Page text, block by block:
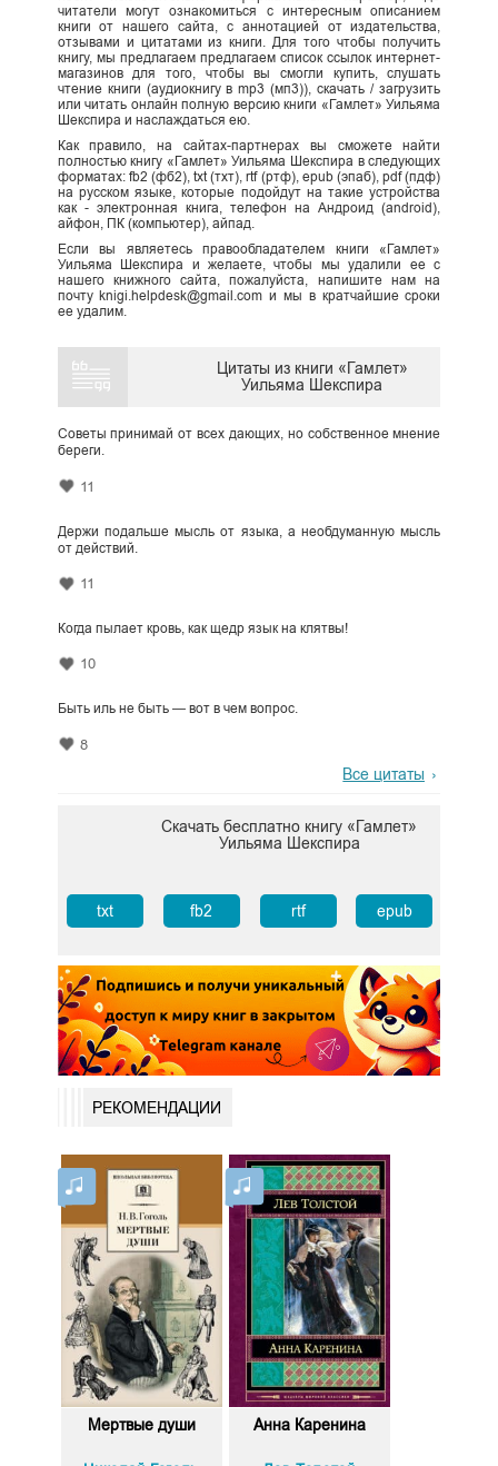
читатели могут ознакомиться с интересным описанием
книги от нашего сайта, с аннотацией от издательства,
отзывами и цитатами из книги. Для того чтобы получить
книгу, мы предлагаем предлагаем список ссылок интернет-
магазинов для того, чтобы вы смогли купить, слушать
чтение книги (аудиокнигу в mp3 (мп3)), скачать / загрузить
или читать онлайн полную версию книги «Гамлет» Уильяма
Шекспира и наслаждаться ею.
Как правило, на сайтах-партнерах вы сможете найти
полностью книгу «Гамлет» Уильяма Шекспира в следующих
форматах: fb2 (фб2), txt (тхт), rtf (ртф), epub (эпаб), pdf (пдф)
на русском языке, которые подойдут на такие устройства
как - электронная книга, телефон на Андроид (android),
айфон, ПК (компьютер), айпад.
Если вы являетесь правообладателем книги «Гамлет»
Уильяма Шекспира и желаете, чтобы мы удалили ее с
нашего книжного сайта, пожалуйста, напишите нам на
почту knigi.helpdesk@gmail.com и мы в кратчайшие сроки
ее удалим.
Цитаты из книги «Гамлет»
Уильяма Шекспира
Советы принимай от всех дающих, но собственное мнение
береги.
11
Держи подальше мысль от языка, а необдуманную мысль
от действий.
11
Когда пылает кровь, как щедр язык на клятвы!
10
Быть иль не быть — вот в чем вопрос.
8
Все цитаты
Скачать бесплатно книгу «Гамлет»
Уильяма Шекспира
txt fb2 rtf epub
РЕКОМЕНДАЦИИ
Мертвые души Анна Каренина